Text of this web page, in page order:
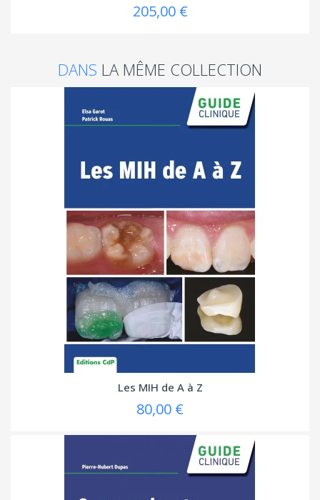
205,00 €
DANS LA MÊME COLLECTION
Les MIH de A à Z
80,00 €